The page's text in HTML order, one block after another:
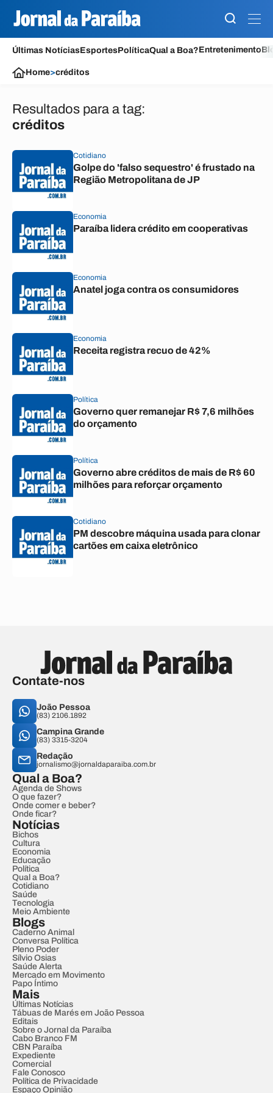
Últimas NotíciasEsportesPolíticaQual a Boa?Entretenimento
Home>créditos
Resultados para a tag:
créditos
Cotidiano
Golpe do 'falso sequestro' é frustado na
Região Metropolitana de JP
Economia
Paraíba lidera crédito em cooperativas
Economia
Anatel joga contra os consumidores
Economia
Receita registra recuo de 42%
Política
Governo quer remanejar R$ 7,6 milhões
do orçamento
Política
Governo abre créditos de mais de R$ 60
milhões para reforçar orçamento
Cotidiano
PM descobre máquina usada para clonar
cartões em caixa eletrônico
Contate-nos
João Pessoa
(83) 2106.1892
Campina Grande
(83) 3315-3204
Redação
jornalismo@jornaldaparaiba.com.br
Qual a Boa?
Agenda de Shows
O que fazer?
Onde comer e beber?
Onde ficar?
Notícias
Bichos
Cultura
Economia
Educação
Política
Qual a Boa?
Cotidiano
Saúde
Tecnologia
Meio Ambiente
Blogs
Caderno Animal
Conversa Política
Pleno Poder
Sílvio Osias
Saúde Alerta
Mercado em Movimento
Papo Íntimo
Mais
Últimas Notícias
Tábuas de Marés em João Pessoa
Editais
Sobre o Jornal da Paraíba
Cabo Branco FM
CBN Paraíba
Expediente
Comercial
Fale Conosco
Política de Privacidade
Espaço Opinião